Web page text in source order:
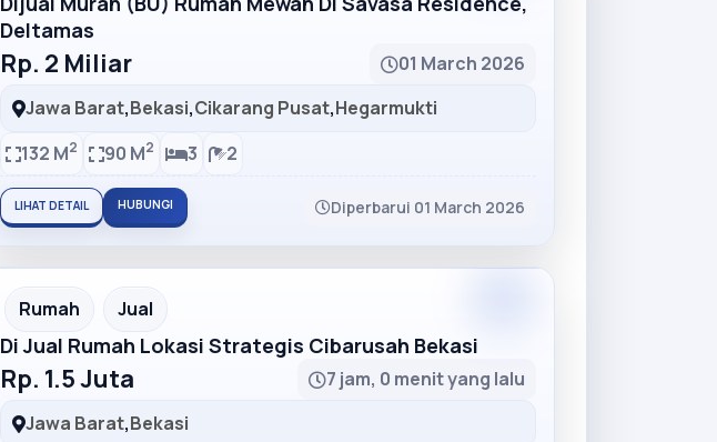
Deltamas
Rp. 2 Miliar
01 March 2026
Jawa Barat,Bekasi,Cikarang Pusat,Hegarmukti
132 M2 90 M2 3 2
LIHAT DETAIL HUBUNGI Diperbarui 01 March 2026
Partner Ad
Rumah Jual
Di Jual Rumah Lokasi Strategis Cibarusah Bekasi
Rp. 1.5 Juta
7 jam, 0 menit yang lalu
Jawa Barat,Bekasi